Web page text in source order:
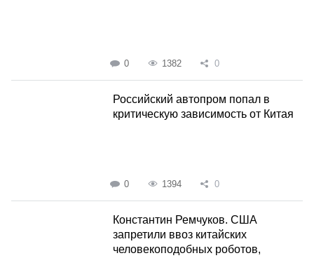
0 1382 0
Российский автопром попал в
критическую зависимость от Китая
0 1394 0
Константин Ремчуков. США
запретили ввоз китайских
человекоподобных роботов,